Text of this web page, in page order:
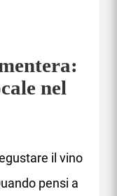
nel
il vino
pensi a